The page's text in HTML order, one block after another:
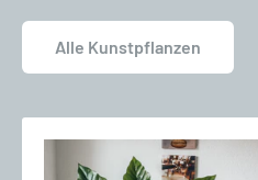
Alle Kunstpflanzen